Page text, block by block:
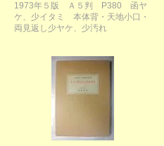
1973年５版 Ａ５判 P380 函ヤ
ケ、少イタミ 本体背・天地小口・
両見返し少ヤケ、少汚れ